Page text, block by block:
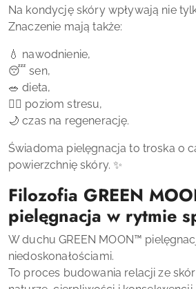
Na kondycję skóry wpływają nie
Znaczenie mają także:
💧 nawodnienie,
😴 sen,
🥗 dieta,
🧘‍♀️ poziom stresu,
🌙 czas na regenerację.
Świadoma pielęgnacja to troska o
powierzchnię skóry. ✨
Filozofia GREEN
pielęgnacja w rytmie
W duchu GREEN MOON™
niedoskonałościami.
To proces budowania relacji ze